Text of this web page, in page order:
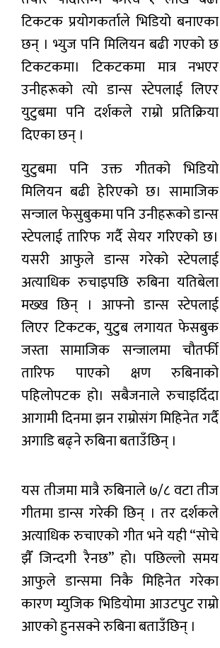
टिकटक प्रयोगकर्ताले भिडियो बनाएका
छन् । भ्युज पनि मिलियन बढी गएको छ
टिकटकमा। टिकटकमा मात्र नभएर
उनीहरूको त्यो डान्स स्टेपलाई लिएर
युटुबमा पनि दर्शकले राम्रो प्रतिक्रिया
दिएका छन् ।
युटुबमा पनि उक्त गीतको भिडियो
मिलियन बढी हेरिएको छ। सामाजिक
सन्जाल फेसुबुकमा पनि उनीहरूको डान्स
स्टेपलाई तारिफ गर्दै सेयर गरिएको छ।
यसरी आफुले डान्स गरेको स्टेपलाई
अत्याधिक रुचाइपछि रुबिना यतिबेला
मख्ख छिन् । आफ्नो डान्स स्टेपलाई
लिएर टिकटक, युटुब लगायत फेसबुक
जस्ता सामाजिक सन्जालमा चौतर्फी
तारिफ पाएको क्षण रुबिनाको
पहिलोपटक हो। सबैजनाले रुचाइदिँदा
आगामी दिनमा झन राम्रोसंग मिहिनेत गर्दै
अगाडि बढ्ने रुबिना बताउँछिन् ।
यस तीजमा मात्रै रुबिनाले ७/८ वटा तीज
गीतमा डान्स गरेकी छिन् । तर दर्शकले
अत्याधिक रुचाएको गीत भने यही “सोचे
झैँ जिन्दगी रैनछ” हो। पछिल्लो समय
आफुले डान्समा निकै मिहिनेत गरेका
कारण म्युजिक भिडियोमा आउटपुट राम्रो
आएको हुनसक्ने रुबिना बताउँछिन् ।